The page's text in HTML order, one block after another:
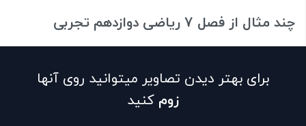
چند مثال از فصل 7 ریاضی دوازدهم تجربی
برای بهتر دیدن تصاویر میتوانید روی آنها
زوم کنید